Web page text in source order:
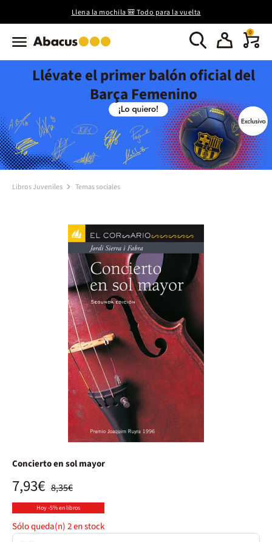
Llena la mochila 🎒 Todo para la vuelta
0
Llévate el primer balón oficial del
Barça Femenino
Libros Juveniles Temas sociales
Concierto en sol mayor
8,35€
7,93€
Hoy -5% en libros
Sólo queda(n)2en stock